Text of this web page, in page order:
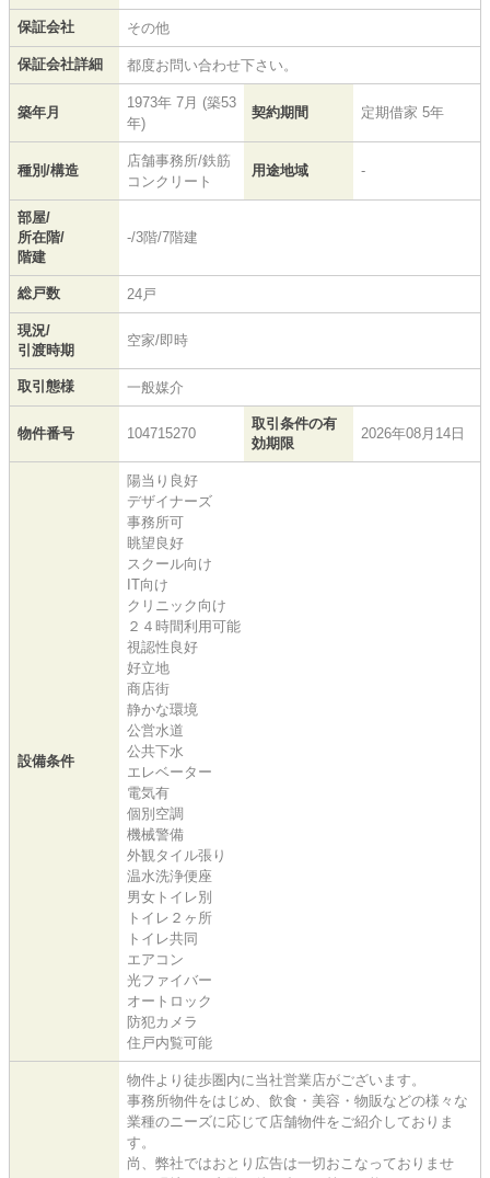
保証会社 その他
保証会社詳細 都度お問い合わせ下さい。
築年月
1973年 7月 (築53
年)
契約期間 定期借家 5年
種別/構造
店舗事務所/鉄筋
コンクリート
用途地域 -
部屋/
所在階/
階建
-/3階/7階建
総戸数 24戸
現況/
引渡時期
空家/即時
取引態様 一般媒介
物件番号 104715270
取引条件の有
効期限
2026年08月14日
設備条件
陽当り良好
デザイナーズ
事務所可
眺望良好
スクール向け
IT向け
クリニック向け
２４時間利用可能
視認性良好
好立地
商店街
静かな環境
公営水道
公共下水
エレベーター
電気有
個別空調
機械警備
外観タイル張り
温水洗浄便座
男女トイレ別
トイレ２ヶ所
トイレ共同
エアコン
光ファイバー
オートロック
防犯カメラ
住戸内覧可能
物件より徒歩圏内に当社営業店がございます。
事務所物件をはじめ、飲食・美容・物販などの様々な
業種のニーズに応じて店舗物件をご紹介しておりま
す。
尚、弊社ではおとり広告は一切おこなっておりませ